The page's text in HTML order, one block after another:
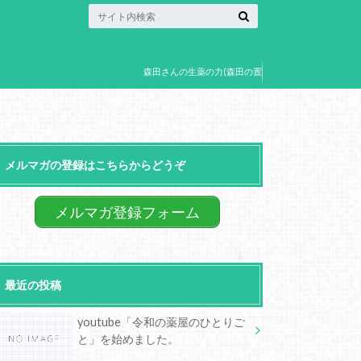
森田さんの生薬の力(森田の置
メルマガの登録はこちらからどうぞ
メルマガ登録フォーム
最近の投稿
youtube「令和の薬屋のひとりご
と」を始めました。